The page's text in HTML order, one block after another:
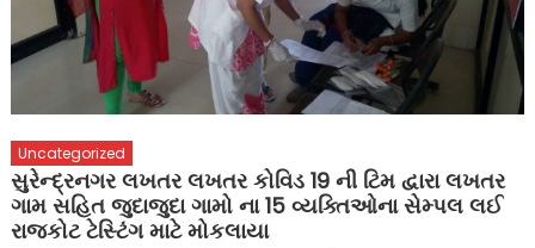
Uncategorized
સુરેન્દ્રનગર લખતર લખતર કોવિડ 19 ની ટિમ દ્વારા લખતર
ગામ સહિત જુદાજુદા ગામો ના 15 વ્યક્તિઓના સેમ્પલ લઈ
રાજકોટ ટેસ્ટિંગ માટે મોકલાયા